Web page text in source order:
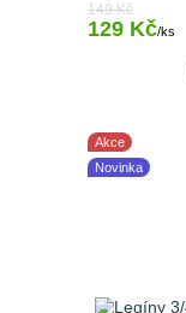
149 Kč
129 Kč/ks
Akce
Novinka